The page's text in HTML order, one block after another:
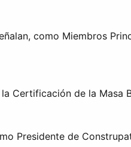
como Miembros
Certificación de la Masa
Presidente de